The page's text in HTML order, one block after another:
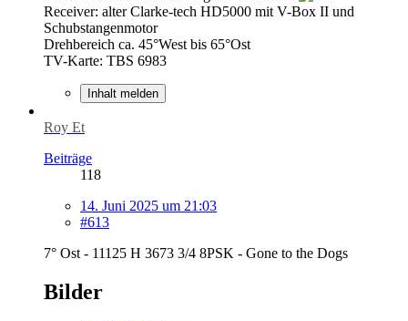
Receiver: alter Clarke-tech HD5000 mit V-Box II und
Schubstangenmotor
Drehbereich ca. 45°West bis 65°Ost
TV-Karte: TBS 6983
Inhalt melden
Roy Et
Beiträge
118
14. Juni 2025 um 21:03
#613
7° Ost - 11125 H 3673 3/4 8PSK - Gone to the Dogs
Bilder